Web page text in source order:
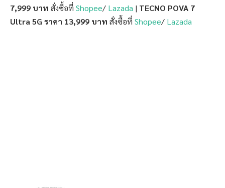
7,999 บาท สั่งซื้อที่ Shopee/ Lazada | TECNO POVA 7
Ultra 5G ราคา 13,999 บาท สั่งซื้อที่ Shopee/ Lazada